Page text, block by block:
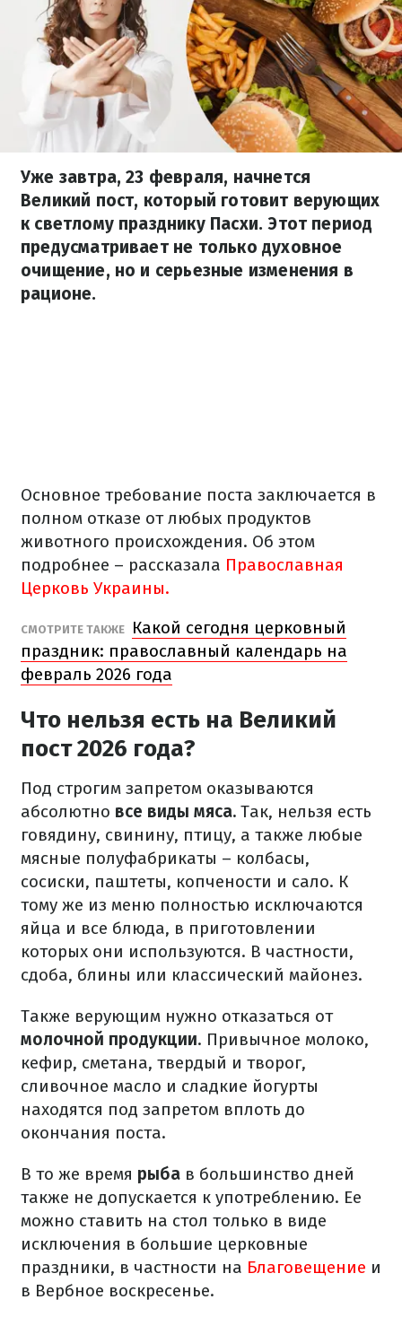
Уже завтра, 23 февраля, начнется
Великий пост, который готовит верующих
к светлому празднику Пасхи. Этот период
предусматривает не только духовное
очищение, но и серьезные изменения в
рационе.
Основное требование поста заключается в
полном отказе от любых продуктов
животного происхождения. Об этом
подробнее – рассказала Православная
Церковь Украины.
СМОТРИТЕ ТАКЖЕ
Какой сегодня церковный
праздник: православный календарь на
февраль 2026 года
Что нельзя есть на Великий
пост 2026 года?
Под строгим запретом оказываются
абсолютно все виды мяса. Так, нельзя есть
говядину, свинину, птицу, а также любые
мясные полуфабрикаты – колбасы,
сосиски, паштеты, копчености и сало. К
тому же из меню полностью исключаются
яйца и все блюда, в приготовлении
которых они используются. В частности,
сдоба, блины или классический майонез.
Также верующим нужно отказаться от
молочной продукции. Привычное молоко,
кефир, сметана, твердый и творог,
сливочное масло и сладкие йогурты
находятся под запретом вплоть до
окончания поста.
В то же время рыба в большинство дней
также не допускается к употреблению. Ее
можно ставить на стол только в виде
исключения в большие церковные
праздники, в частности на Благовещение и
в Вербное воскресенье.